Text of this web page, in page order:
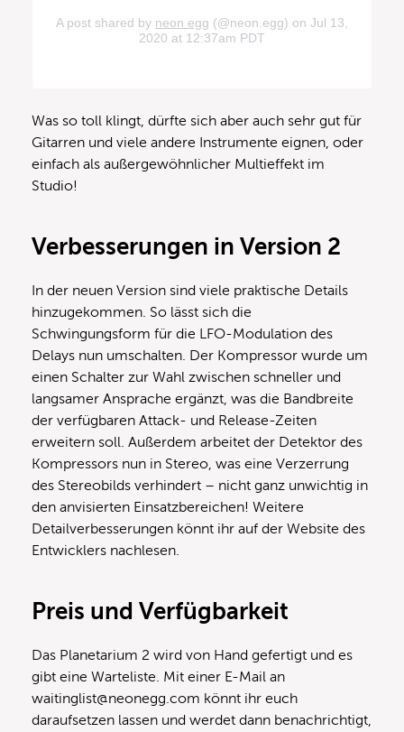
A post shared by neon egg (@neon.egg) on Jul 13,
2020 at 12:37am PDT
Was so toll klingt, dürfte sich aber auch sehr gut für
Gitarren und viele andere Instrumente eignen, oder
einfach als außergewöhnlicher Multieffekt im
Studio!
Verbesserungen in Version 2
In der neuen Version sind viele praktische Details
hinzugekommen. So lässt sich die
Schwingungsform für die LFO-Modulation des
Delays nun umschalten. Der Kompressor wurde um
einen Schalter zur Wahl zwischen schneller und
langsamer Ansprache ergänzt, was die Bandbreite
der verfügbaren Attack- und Release-Zeiten
erweitern soll. Außerdem arbeitet der Detektor des
Kompressors nun in Stereo, was eine Verzerrung
des Stereobilds verhindert – nicht ganz unwichtig in
den anvisierten Einsatzbereichen! Weitere
Detailverbesserungen könnt ihr auf der Website des
Entwicklers nachlesen.
Preis und Verfügbarkeit
Das Planetarium 2 wird von Hand gefertigt und es
gibt eine Warteliste. Mit einer E-Mail an
waitinglist@neonegg.com könnt ihr euch
daraufsetzen lassen und werdet dann benachrichtigt,